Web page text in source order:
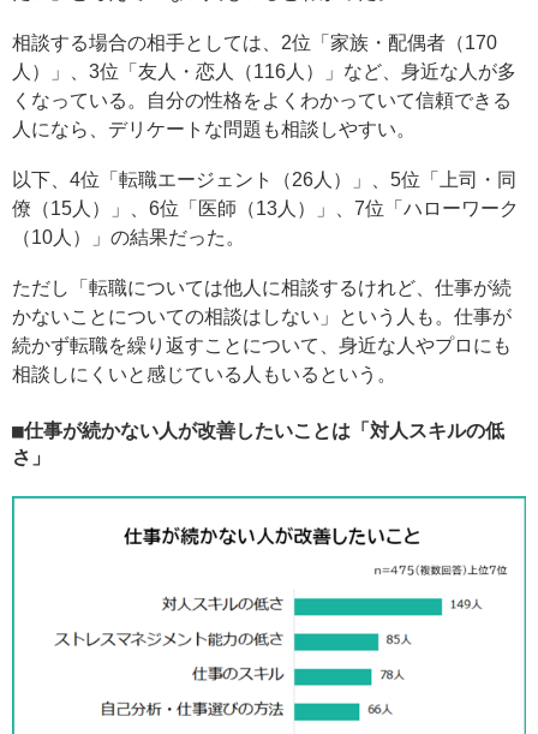
相談する場合の相手としては、2位「家族・配偶者（170
人）」、3位「友人・恋人（116人）」など、身近な人が多
くなっている。自分の性格をよくわかっていて信頼できる
人になら、デリケートな問題も相談しやすい。
以下、4位「転職エージェント（26人）」、5位「上司・同
僚（15人）」、6位「医師（13人）」、7位「ハローワーク
（10人）」の結果だった。
ただし「転職については他人に相談するけれど、仕事が続
かないことについての相談はしない」という人も。仕事が
続かず転職を繰り返すことについて、身近な人やプロにも
相談しにくいと感じている人もいるという。
仕事が続かない人が改善したいことは「対人スキルの低
さ」